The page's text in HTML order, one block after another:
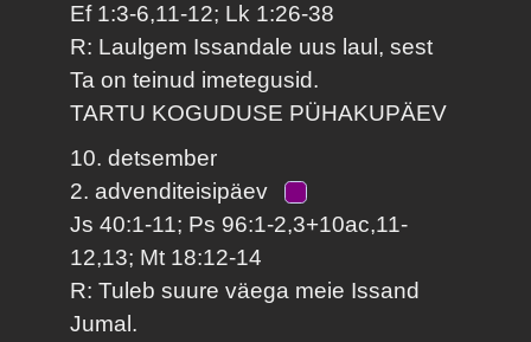
Ef 1:3-6,11-12; Lk 1:26-38
R: Laulgem Issandale uus laul, sest
Ta on teinud imetegusid.
TARTU KOGUDUSE PÜHAKUPÄEV
10. detsember
2. advenditeisipäev
Js 40:1-11; Ps 96:1-2,3+10ac,11-
12,13; Mt 18:12-14
R: Tuleb suure väega meie Issand
Jumal.